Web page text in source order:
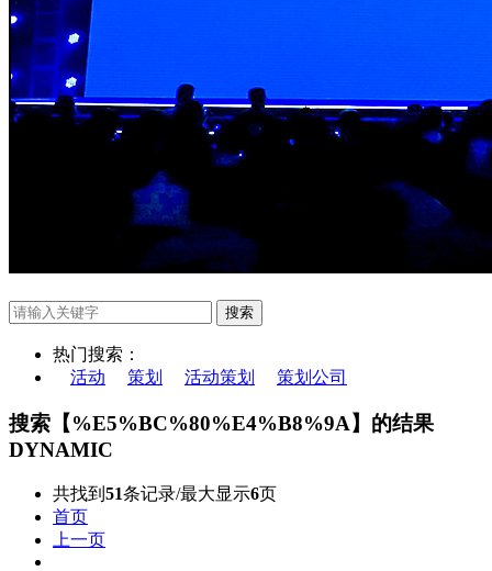
热门搜索：
活动
策划 活动策划 策划公司
搜索【%E5%BC%80%E4%B8%9A】的结果
DYNAMIC
共找到 51条记录/最大显示6页
首页
上一页